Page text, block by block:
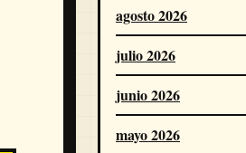
agosto 2026
julio 2026
junio 2026
mayo 2026